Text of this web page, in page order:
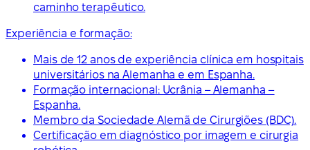
caminho terapêutico.
Experiência e formação:
Mais de 12 anos de experiência clínica em hospitais
universitários na Alemanha e em Espanha.
Formação internacional: Ucrânia – Alemanha –
Espanha.
Membro da Sociedade Alemã de Cirurgiões (BDC).
Certificação em diagnóstico por imagem e cirurgia